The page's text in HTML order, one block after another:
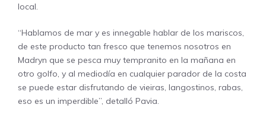
local.
“Hablamos de mar y es innegable hablar de los mariscos,
de este producto tan fresco que tenemos nosotros en
Madryn que se pesca muy tempranito en la mañana en
otro golfo, y al mediodía en cualquier parador de la costa
se puede estar disfrutando de vieiras, langostinos, rabas,
eso es un imperdible”, detalló Pavia.